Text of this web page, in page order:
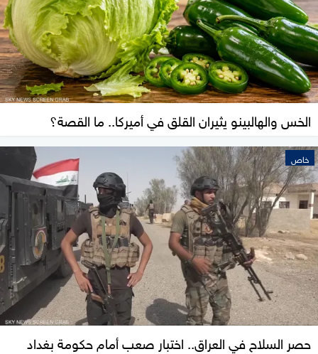
الخس والهالبينو يثيران القلق في أميركا.. ما القصة؟
خاص
حصر السلاح في العراق.. اختبار صعب أمام حكومة بغداد